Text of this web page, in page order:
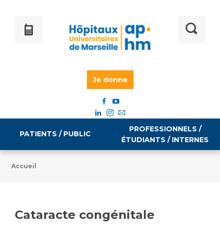
Je donne
PATIENTS / PUBLIC
Tarifs
PROFESSIONNELS /
ÉTUDIANTS / INTERNES
Emploi / formation
Accueil
Cataracte congénitale